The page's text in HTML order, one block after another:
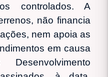
controlados. A
não financia
nem apoia as
em causa